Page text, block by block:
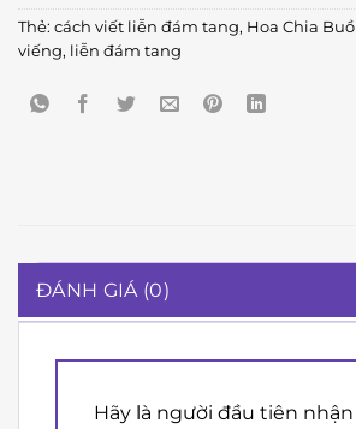
Thẻ: cách viết liễn đám tang, Hoa Chia
viếng, liễn đám tang
ĐÁNH GIÁ (0)
Hãy là người đầu tiên